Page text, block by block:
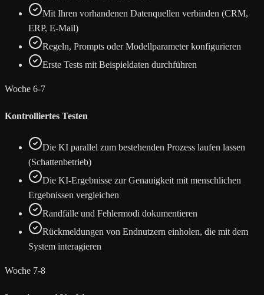
Mit Ihren vorhandenen Datenquellen verbinden (CRM,
ERP, E-Mail)
Regeln, Prompts oder Modellparameter konfigurieren
Erste Tests mit Beispieldaten durchführen
Woche 6-7
Kontrolliertes Testen
Die KI parallel zum bestehenden Prozess laufen lassen
(Schattenbetrieb)
Die KI-Ergebnisse zur Genauigkeit mit menschlichen
Ergebnissen vergleichen
Randfälle und Fehlermodi dokumentieren
Rückmeldungen von Endnutzern einholen, die mit dem
System interagieren
Woche 7-8